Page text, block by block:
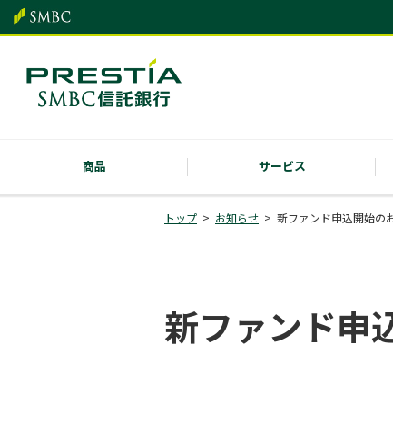
商品 サービス
トップ お知らせ 新ファンド申込開始の
新ファンド申